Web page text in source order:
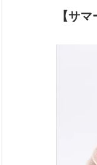
【サ